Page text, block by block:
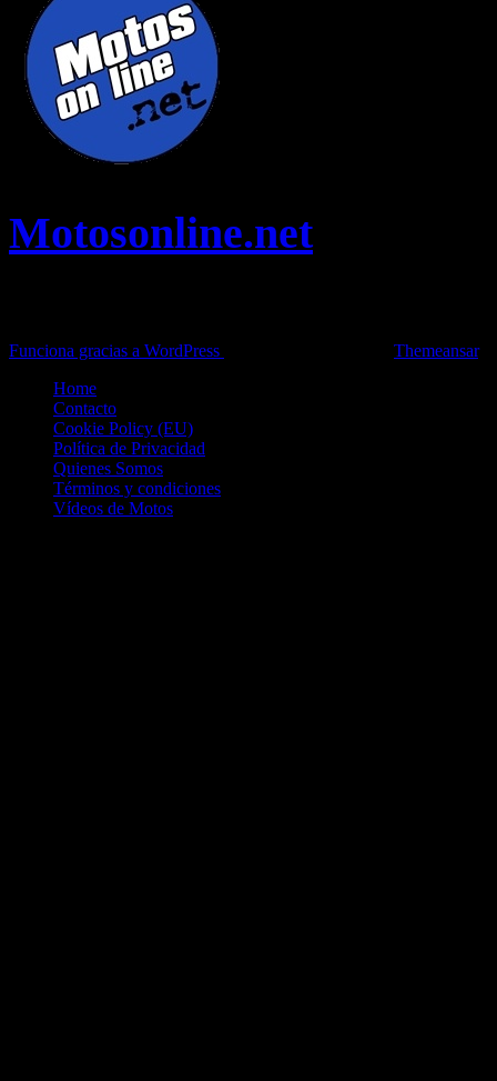
Motosonline.net
Funciona gracias a WordPress
Themeansar.
Home
Contacto
Cookie Policy (EU)
Política de Privacidad
Quienes Somos
Términos y condiciones
Vídeos de Motos